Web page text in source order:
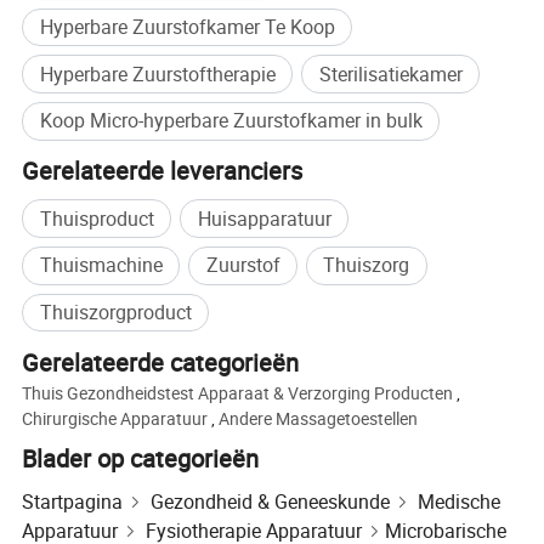
Zo zijn witteboorden, studenten en andere
geestelijke werkers, evenals sport- en
fitnessliefhebbers, die veel zuurstof verbruiken,
gevoelig voor symptomen als duizeligheid,
vermoeidheid, nachtelijke slapeloosheid en
dagslaperigheid als ze niet worden aangevuld met
extra zuurstof.
Het vermogen van ouderen en middelbare
volwassenen om zuurstofmoleculen in hun lichaam
te absorberen zal afnemen.
Microhogedrukzuurstoftherapie kan worden
kan versnellen. Micro-hogedruktherapie kan ook
worden gebruikt om ontsteking en wondherstel te
Hyperbare Zuurstofkamer Te Koop
Hyperbare Zuurstoftherapie
Sterilisatiekamer
Koop Micro-hyperbare Zuurstofkamer in bulk
Gerelateerde leveranciers
Thuisproduct
Huisapparatuur
Thuismachine
Zuurstof
Thuiszorg
Thuiszorgproduct
Gerelateerde categorieën
Thuis Gezondheidstest Apparaat & Verzorging Producten ,
Chirurgische Apparatuur,Andere Massagetoestellen
Blader op categorieën
Startpagina Gezondheid & Geneeskunde
Medische
Apparatuur
Fysiotherapie Apparatuur Microbarische